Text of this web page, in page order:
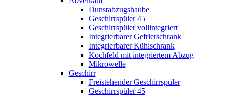
Dunstabzugshaube
Geschirrspüler 45
Geschirrspüler vollintegriert
Integrierbarer Gefrierschrank
Integrierbarer Kühlschrank
Kochfeld mit integriertem Abzug
Mikrowelle
Geschirr
Freistehender Geschirrspüler
Geschirrspüler 45